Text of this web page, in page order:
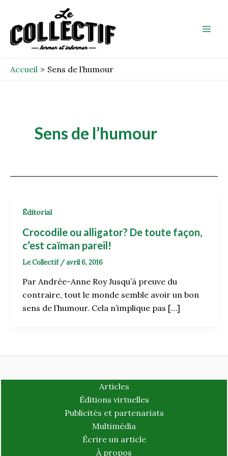
contenu
Accueil Sens de l’humour
Sens de l’humour
Éditorial
Crocodile ou alligator? De toute façon,
c’est caïman pareil!
Le Collectif /avril 6, 2016
Par Andrée-Anne Roy Jusqu’à preuve du
contraire, tout le monde semble avoir un bon
sens de l’humour. Cela n’implique pas […]
Articles
Éditions virtuelles
Publicités et partenariats
Multimédia
Écrire un article
À propos